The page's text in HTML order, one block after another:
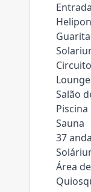
Lounge
Salão
Sauna
37
Área